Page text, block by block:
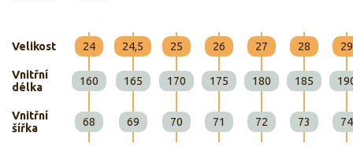
Velikost 24 24,5 25 26 27 28 29
Vnitřní
délka
160 165 170 175 180 185
Vnitřní
šířka
68 69 70 71 72 73 74